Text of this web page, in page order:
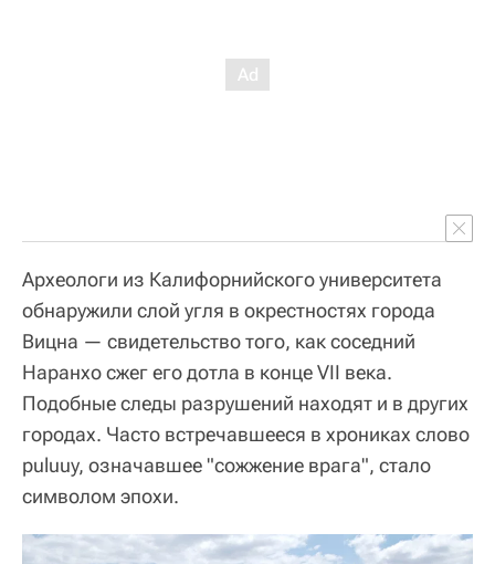
Археологи из Калифорнийского университета
обнаружили слой угля в окрестностях города
Вицна — свидетельство того, как соседний
Наранхо сжег его дотла в конце VII века.
Подобные следы разрушений находят и в других
городах. Часто встречавшееся в хрониках слово
puluuy, означавшее "сожжение врага", стало
символом эпохи.